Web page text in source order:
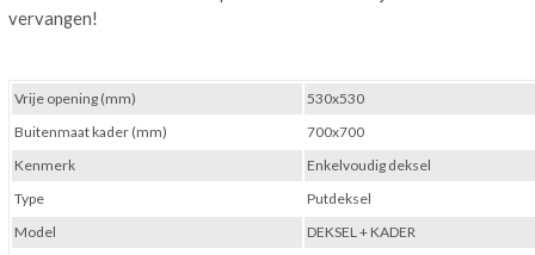
vervangen!
Vrije opening (mm)
530x530
Buitenmaat kader (mm)
700x700
Kenmerk
Enkelvoudig deksel
Type
Putdeksel
Model
DEKSEL + KADER